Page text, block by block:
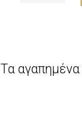
Τα αγαπημένα